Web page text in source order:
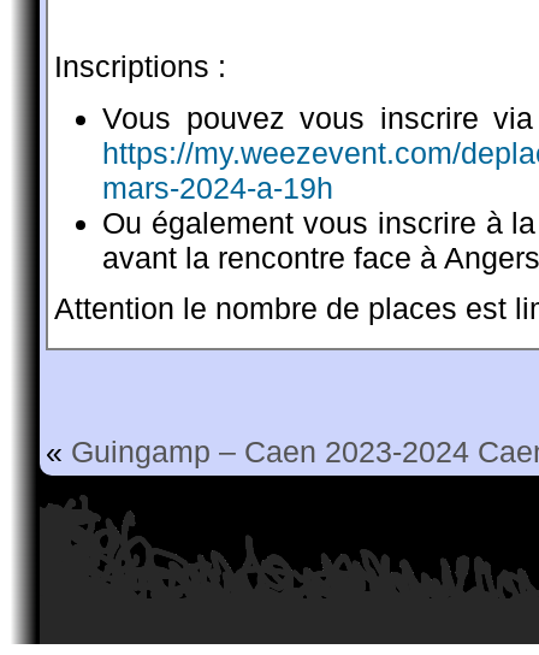
Inscriptions :
Vous pouvez vous inscrire
https://my.weezevent.com/
mars-2024-a-19h
Ou également vous inscrire à
avant la rencontre face à
Attention le nombre de places est
« Guingamp – Caen 2023-2024